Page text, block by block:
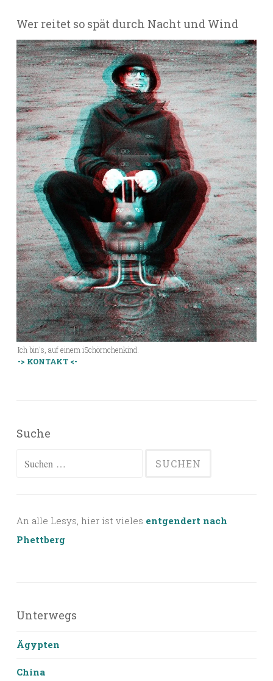
Wer reitet so spät durch Nacht und Wind
Ich bin's, auf einem iSchörnchenkind.
-> KONTAKT <-
Suche
Suchen
An alle Lesys, hier ist vieles entgendert nach
Phettberg
Unterwegs
Ägypten
China